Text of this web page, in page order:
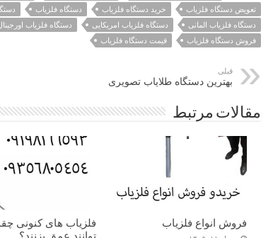
تعویض دستگاه فلزیاب
خرید دستگاه فلزیاب دستگاه فلزیاب
دستگاه فلزیاب المانی
دستگاه فلزیاب امریکایی دستگاه فلزیاب
فروش دستگاه فلزیاب
قیمت دستگاه فلزیاب
قبلی
بهترین دستگاه طلایاب تصویری
مقالات مرتبط
فروش انواع فلزیاب
فلزیاب های کنونی
توانند عمق بزنند؟